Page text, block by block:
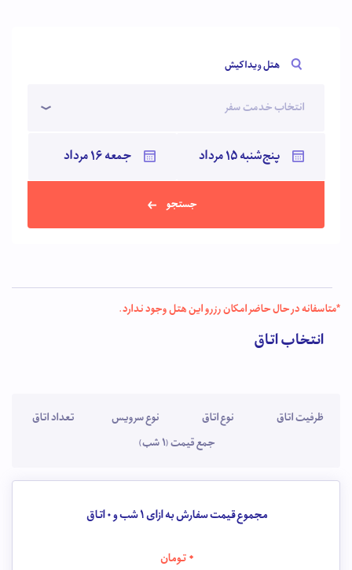
هتل ویدا کیش
انتخاب خدمت سفر
جستجو
*متاسفانه در حال حاضر امکان رزرو این هتل وجود ندارد.
انتخاب اتاق
ظرفیت اتاق نوع اتاق نوع سرویس
تعداد اتاق
جمع قیمت (1 شب)
مجموع قیمت سفارش به ازای 1 شب و 0اتاق
0تومان